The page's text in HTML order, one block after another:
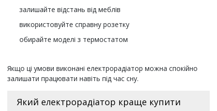
залишайте відстань від меблів
використовуйте справну розетку
обирайте моделі з термостатом
Якщо ці умови виконані електрорадіатор можна спокійно
залишати працювати навіть під час сну.
Який електрорадіатор краще купити